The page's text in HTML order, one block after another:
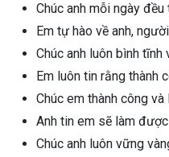
Chúc anh mỗi ngày
Em tự hào về anh,
Chúc anh luôn bình
Em luôn tin rằng thành
Chúc em thành công
Anh tin em sẽ làm
Chúc anh luôn vững